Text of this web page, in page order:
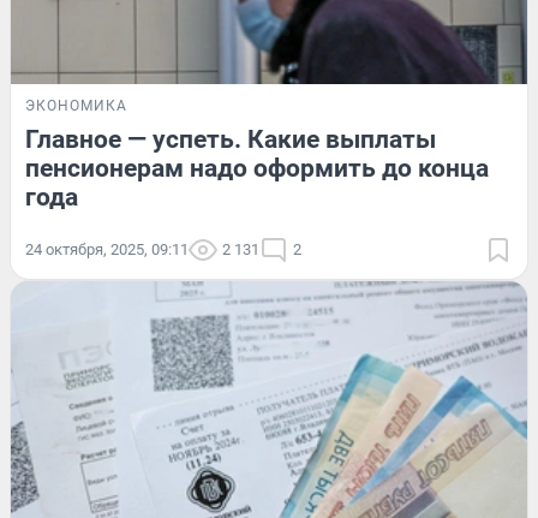
ЭКОНОМИКА
Главное — успеть. Какие выплаты
пенсионерам надо оформить до конца
года
24 октября, 2025, 09:11 2 131 2